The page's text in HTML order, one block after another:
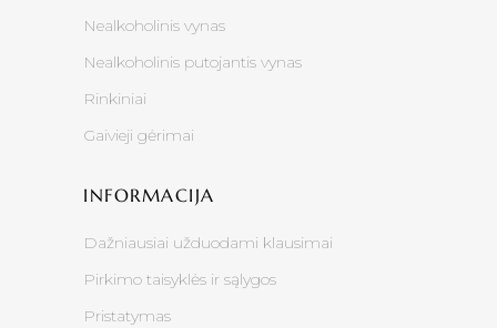
Nealkoholinis vynas
Nealkoholinis putojantis vynas
Rinkiniai
Gaivieji gėrimai
INFORMACIJA
Dažniausiai užduodami klausimai
Pirkimo taisyklės ir sąlygos
Pristatymas